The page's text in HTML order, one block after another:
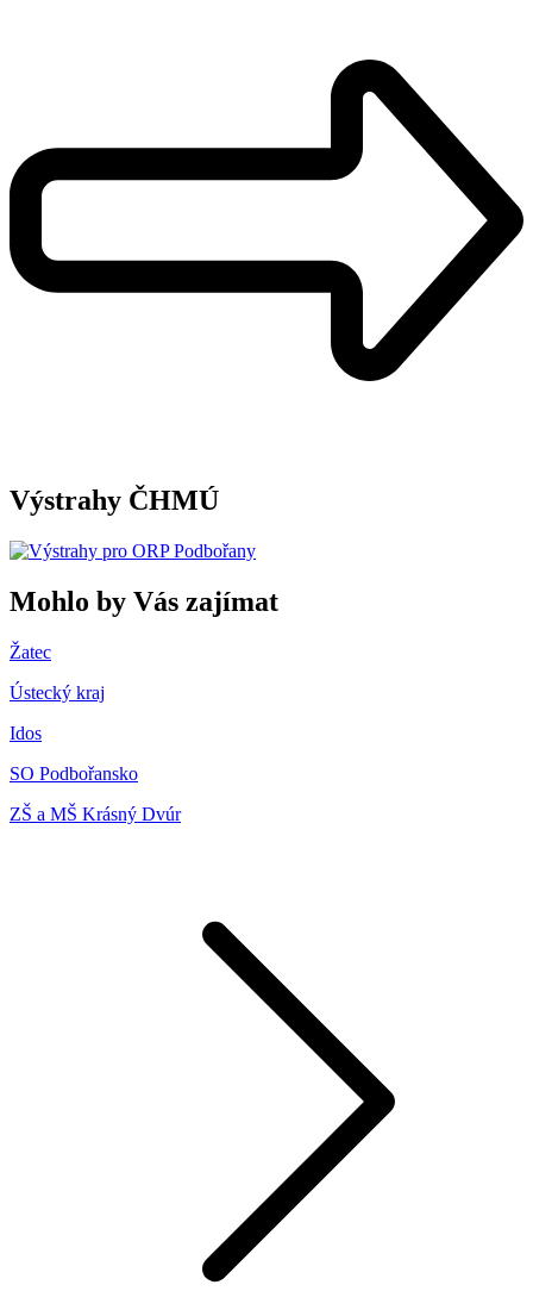
Výstrahy ČHMÚ
Mohlo by Vás zajímat
Žatec
Ústecký kraj
Idos
SO Podbořansko
ZŠ a MŠ Krásný Dvúr